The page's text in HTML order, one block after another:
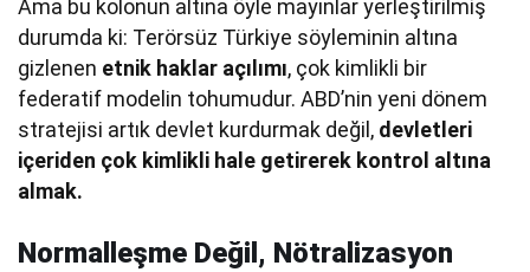
Ama bu kolonun altına öyle mayınlar yerleştirilmiş
durumda ki: Terörsüz Türkiye söyleminin altına
gizlenen etnik haklar açılımı, çok kimlikli bir
federatif modelin tohumudur. ABD’nin yeni dönem
stratejisi artık devlet kurdurmak değil, devletleri
içeriden çok kimlikli hale getirerek kontrol altına
almak.
Normalleşme Değil, Nötralizasyon